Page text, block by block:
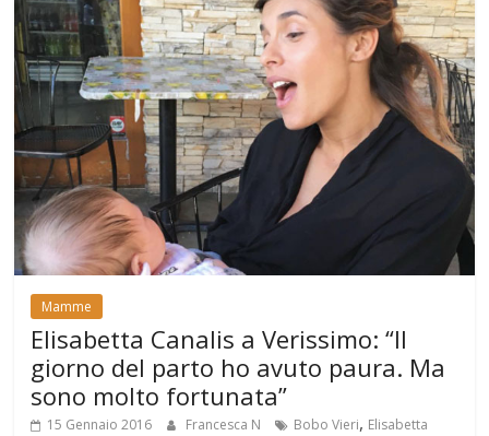
Mamme
Elisabetta Canalis a Verissimo: “Il
giorno del parto ho avuto paura. Ma
sono molto fortunata”
15 Gennaio 2016 Francesca N Bobo Vieri, Elisabetta